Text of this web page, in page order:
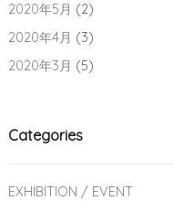
2020年5月 (2)
2020年4月 (3)
2020年3月 (5)
Categories
EXHIBITION / EVENT